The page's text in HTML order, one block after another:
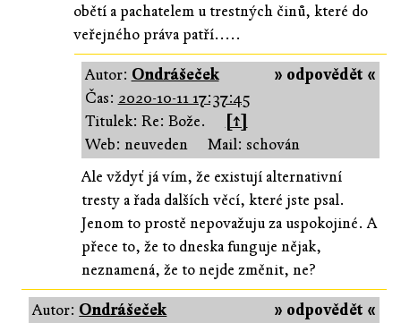
obětí a pachatelem u trestných činů, které do
veřejného práva patří.....
» odpovědět «
Autor: Ondrášeček
Čas: 2020-10-11 17:37:45
Titulek: Re: Bože.
[↑]
Web: neuveden
Mail: schován
Ale vždyť já vím, že existují alternativní
tresty a řada dalších věcí, které jste psal.
Jenom to prostě nepovažuju za uspokojiné. A
přece to, že to dneska funguje nějak,
neznamená, že to nejde změnit, ne?
» odpovědět «
Autor: Ondrášeček